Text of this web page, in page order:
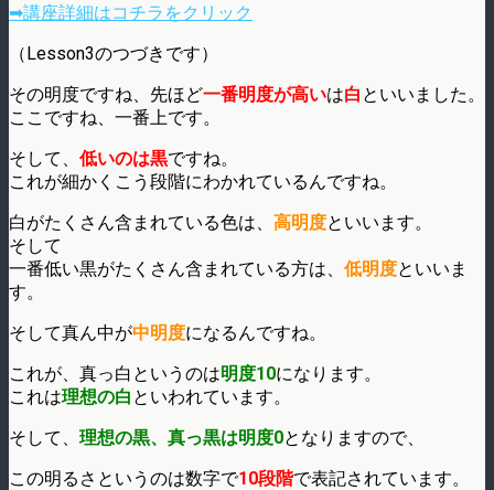
➡講座詳細はコチラをクリック
（Lesson3のつづきです）
その明度ですね、先ほど一番明度が高いは白 といいました。
ここですね、一番上です。
そして、 低いのは黒ですね。
これが細かくこう段階にわかれているんですね。
白がたくさん含まれている色は、 高明度といいます。
そして
一番低い黒がたくさん含まれている方は、 低明度といいま
す。
そして真ん中が中明度になるんですね。
これが、真っ白というのは明度10になります。
これは理想の白 といわれています。
そして、 理想の黒、真っ黒は明度0となりますので、
この明るさというのは数字で10段階で表記されています。